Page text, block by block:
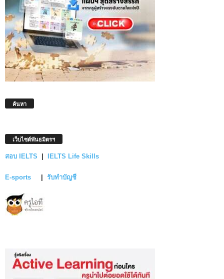
ค้นหา
เว็บไซต์พันธมิตรฯ
สอบ IELTS IELTS Life Skills
E-sports รับทำบัญชี